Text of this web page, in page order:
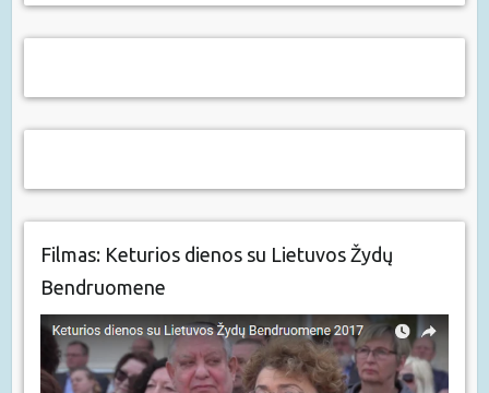
Filmas: Keturios dienos su Lietuvos Žydų
Bendruomene